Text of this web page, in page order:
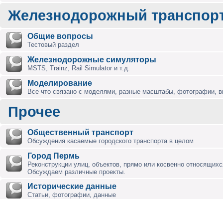
Железнодорожный
Общие вопросы
Тестовый раздел
Железнодорожные симуляторы
MSTS, Trainz, Rail Simulator и т.д.
Моделирование
Все что связано с моделями, разные масштабы, фотографии,
Прочее
Общественный транспорт
Обсуждения касаемые городского транспорта в целом
Город Пермь
Реконструкции улиц, объектов, прямо или косвенно
Обсуждаем различные проекты.
Исторические данные
Статьи, фотографии, данные